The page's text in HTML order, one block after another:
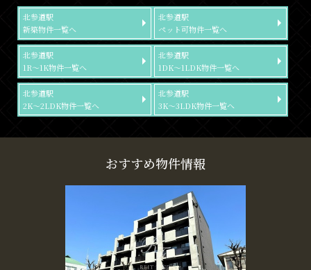
北参道駅
新築物件一覧へ
北参道駅
ペット可物件一覧へ
北参道駅
1R～1K物件一覧へ
北参道駅
1DK～1LDK物件一覧へ
北参道駅
2K～2LDK物件一覧へ
北参道駅
3K～3LDK物件一覧へ
おすすめ物件情報